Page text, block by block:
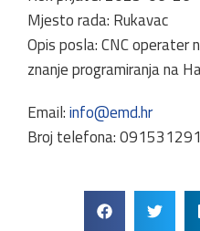
Mjesto rada: Rukavac
Opis posla: CNC operater
znanje programiranja na
Email:info@emd.hr
Broj telefona: